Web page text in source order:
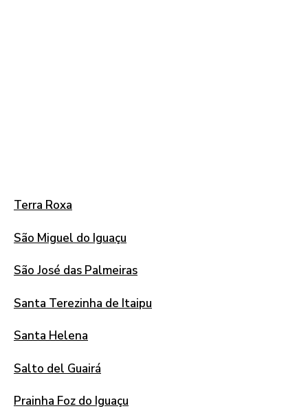
Terra Roxa
São Miguel do Iguaçu
São José das Palmeiras
Santa Terezinha de Itaipu
Santa Helena
Salto del Guairá
Prainha Foz do Iguaçu